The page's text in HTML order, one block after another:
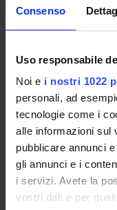
Consenso
Uso responsabile
Noi e i nostri 1022
personali, ad
tecnologie come i
alle informazioni sul
pubblicare annunci
gli annunci e i
i servizi. Avete la
vostri dati e per
Cinzia Giagulli
Vincenzo Manca
Giuseppe Scollo
ACTIVITIES
RESEARCH AREAS